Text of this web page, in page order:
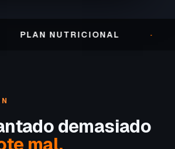
NUTRICIONAL ·
demasiado